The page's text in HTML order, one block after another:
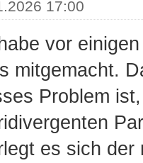
17:00
vor
mitgemacht.
Problem
es sich der